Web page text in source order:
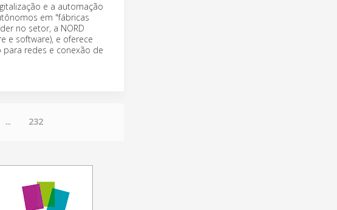
e a automação
em "fábricas
no setor, a NORD
e software), e oferece
redes e conexão de
... 232